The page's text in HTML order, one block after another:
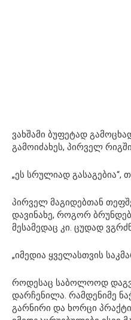
ვახშამი ბუფეტად
გამოიძახეს, პირველ
„ეს სრულიად გასაგებია“,
პირველ მაგიდებთან
დავინახე, როგორ
მესამედაც კი. ცუდად
„იმედია ყველასთვის
როდესაც საბოლოოდ
დარჩენილა. რამდენიმე
გარნირი და ხორცი